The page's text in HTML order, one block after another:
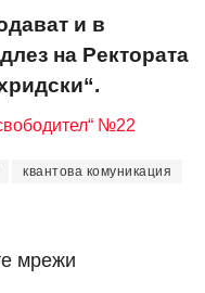
и в
на Ректората
№22
квантова комуникация
мрежи